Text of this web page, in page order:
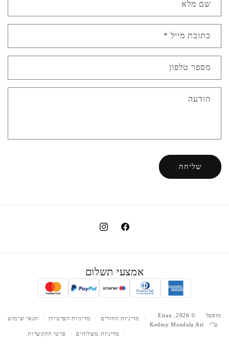
שם מלא
כתובת מייל *
מספר טלפון
הודעה
שליחה
Facebook
Instagram
תשלום
אמצעי תשלום
© 2026,
Eitan
Kedmy Mandala Art
מופעל
ע"י
מדיניות החזרים מדיניות הפרטיות תנאי שימוש
מדיניות משלוחים פרטי התקשרות